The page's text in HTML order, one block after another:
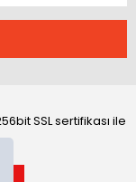
SSL sertifikası ile